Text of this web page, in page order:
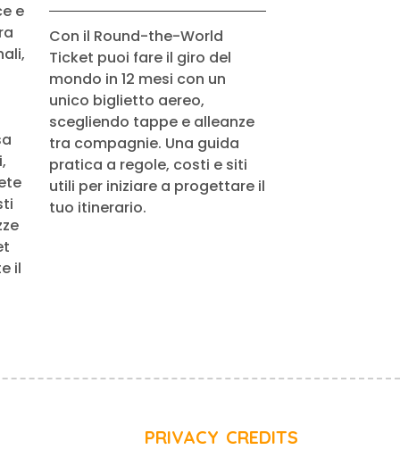
e
il
Con il Round-the-World
Ticket puoi fare il giro del
mondo in 12 mesi con un
unico biglietto aereo,
scegliendo tappe e alleanze
tra compagnie. Una guida
pratica a regole, costi e siti
utili per iniziare a progettare il
tuo itinerario.
PRIVACY CREDITS